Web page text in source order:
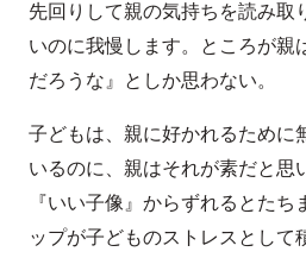
先回りして親の気持ちを読み取
いのに我慢します。ところが親
だろうな』としか思わない。
子どもは、親に好かれるために
いるのに、親はそれが素だと思
『いい子像』からずれるとた
ップが子どものストレスとして